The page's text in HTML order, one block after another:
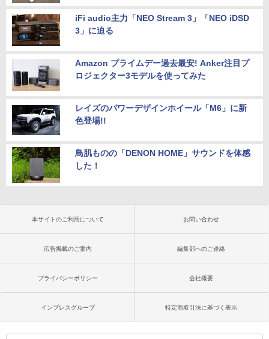
iFi audio主力「NEO Stream 3」「NEO iDSD
3」に迫る
Amazon プライムデー過去最安! Anker注目プ
ロジェクター3モデルを使ってみた
レイズのパワーデザインホイール「M6」に新
色登場!!
鳥肌ものの「DENON HOME」サウンドを体感
した！
本サイトのご利用について お問い合わせ
広告掲載のご案内 編集部へのご連絡
プライバシーポリシー 会社概要
インプレスグループ 特定商取引法に基づく表示